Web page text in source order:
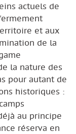
actuels de
et aux
de la
la nature des
pour autant de
historiques :
au principe
réserva en